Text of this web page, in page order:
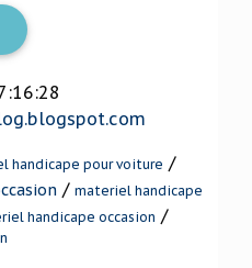
handicape pour voiture /
/ materiel handicape
handicape occasion /